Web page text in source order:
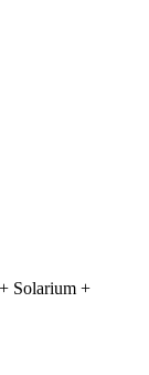
Solarium +